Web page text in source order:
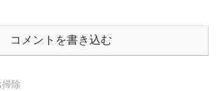
コメントを書き込む
掃除